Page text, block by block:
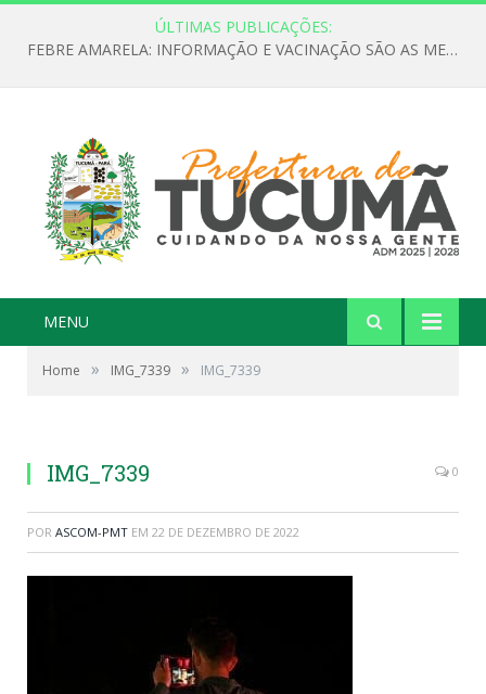
ÚLTIMAS PUBLICAÇÕES:
FEBRE AMARELA: INFORMAÇÃO E VACINAÇÃO SÃO AS MELHORES FORMAS DE PREVENÇÃO
MENU
Home » IMG_7339 » IMG_7339
IMG_7339 0
POR ASCOM-PMT EM 22 DE DEZEMBRO DE 2022